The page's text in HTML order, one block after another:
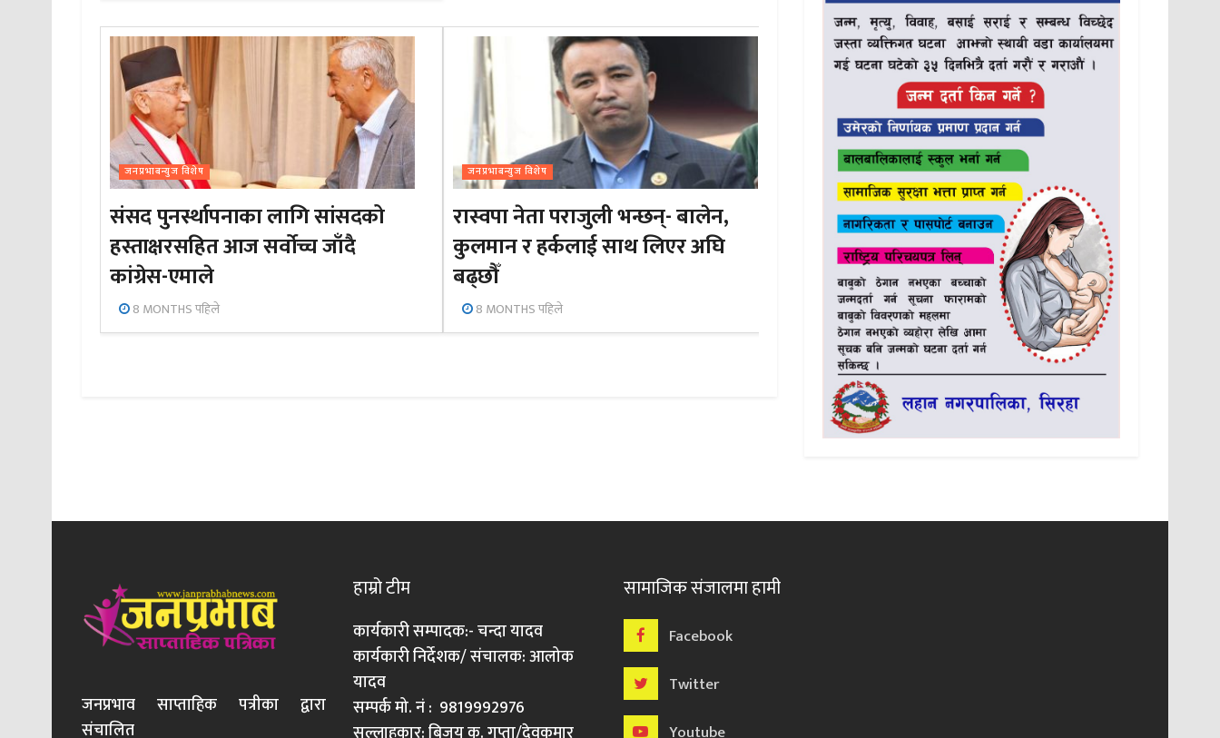
जनप्रभाबन्युज विशेष
संसद पुनर्स्थापनाका लागि सांसदको
हस्ताक्षरसहित आज सर्वोच्च जाँदै
कांग्रेस-एमाले
8 MONTHS पहिले
जनप्रभाबन्युज विशेष
रास्वपा नेता पराजुली भन्छन्- बालेन,
कुलमान र हर्कलाई साथ लिएर अघि
बढ्छौँ
8 MONTHS पहिले
जनप्रभाव साप्ताहिक पत्रीका द्वारा
संचालित
हाम्रो टीम
कार्यकारी सम्पादक:- चन्दा यादव
कार्यकारी निर्देशक/ संचालक: आलोक
यादव
सम्पर्क मो. नं : 9819992976
सामाजिक संजालमा हामी
Facebook
Twitter
Youtube